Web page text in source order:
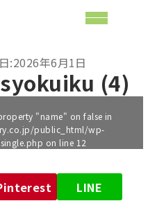
:2026年6月1日
(4)
"name" on false in
public_html/wp-
on line 12
LINE